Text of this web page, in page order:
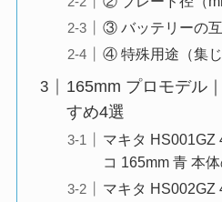
③ バッテリーの
④ 特殊用途（集じ
165mm プロモデル
すめ4選
マキタ HS001GZ
コ 165mm 青 本
マキタ HS002GZ